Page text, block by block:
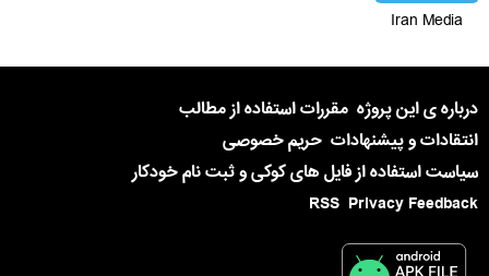
Iran Media
درباره ی این پروژه مقررات استفاده از مطالب
انتقادات و پیشنهادات حریم خصوصی
سیاست استفاده از فایل های کوکی و ثبت نام خودکار
Privacy Feedback
RSS